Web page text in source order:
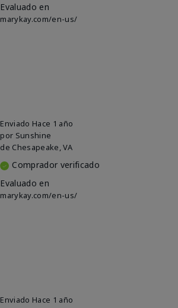
Evaluado en
marykay.com/en-us/
Enviado Hace 1 año
por Sunshine
de Chesapeake, VA
Comprador verificado
Evaluado en
marykay.com/en-us/
Enviado Hace 1 año